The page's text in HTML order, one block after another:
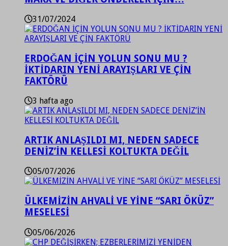
31/07/2024
ERDOĞAN İÇİN YOLUN SONU MU ?
İKTİDARIN YENİ ARAYIŞLARI VE ÇİN
FAKTÖRÜ
3 hafta ago
ARTIK ANLAŞILDI MI, NEDEN SADECE
DENİZ’İN KELLESİ KOLTUKTA DEĞİL
05/07/2026
ÜLKEMİZİN AHVALİ VE YİNE “SARI ÖKÜZ”
MESELESİ
05/06/2026